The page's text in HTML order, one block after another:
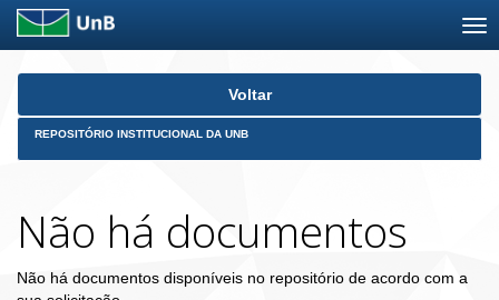
Skip
Voltar
REPOSITÓRIO INSTITUCIONAL DA UNB
Não há documentos
Não há documentos disponíveis no repositório de acordo com a